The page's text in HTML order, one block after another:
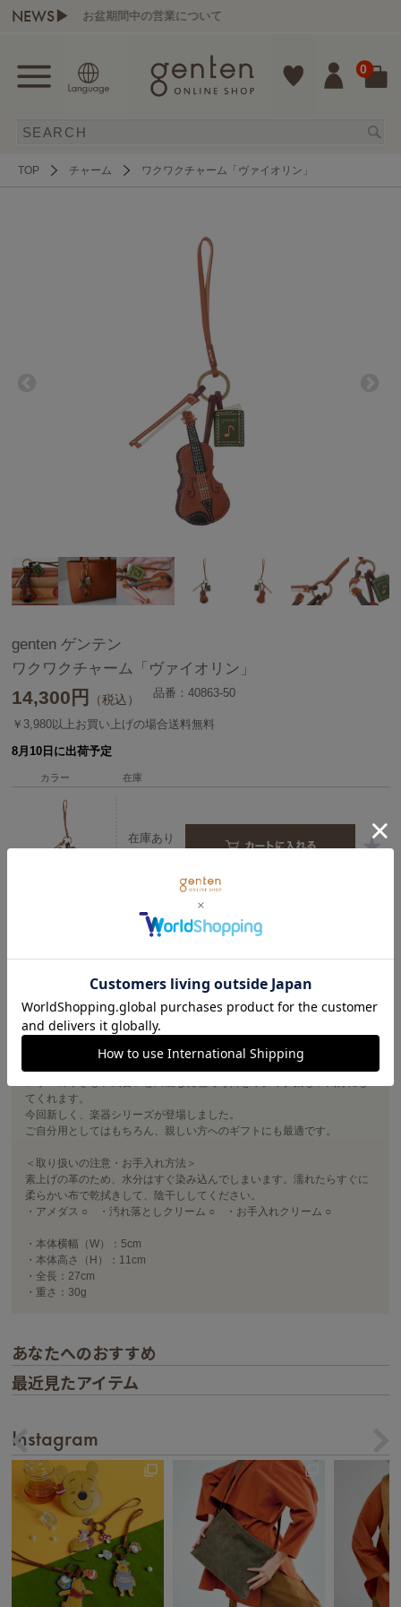
NEWS▶ お盆期間中の営業について
0
TOP チャーム ワクワクチャーム「ヴァイオリン」
genten ゲンテン
ワクワクチャーム「ヴァイオリン」
14,300 円 （税込） 品番：40863-50
￥3,980以上お買い上げの場合送料無料
8月10日に出荷予定
カラー 在庫
在庫あり
＃チャーム 牛革 ＃チャーム ギフト
商品詳細
動物や食べ物をモチーフに作られた、人気のチャームシリーズ。
てくれます。
今回新しく、楽器シリーズが登場しました。
ご自分用としてはもちろん、親しい方へのギフトにも最適です。
＜取り扱いの注意・お手入れ方法＞
素上げの革のため、水分はすぐ染み込んでしまいます。濡れたらすぐに
柔らかい布で乾拭きして、陰干ししてください。
・アメダス ○ ・汚れ落としクリーム ○ ・お手入れクリーム ○
・本体横幅（W）：5cm
・本体高さ（H）：11cm
・全長：27cm
・重さ：30g
あなたへのおすすめ
最近見たアイテム
Instagram